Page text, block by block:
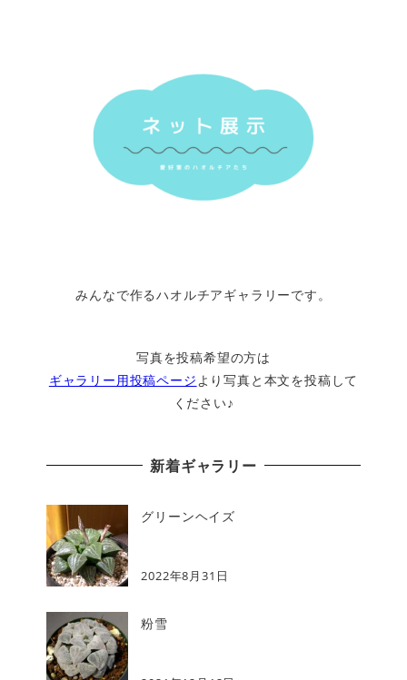
みんなで作るハオルチアギャラリーです。
写真を投稿希望の方は
ギャラリー用投稿ページ より写真と本文を投稿して
ください♪
新着ギャラリー
グリーンヘイズ
2022年8月31日
粉雪